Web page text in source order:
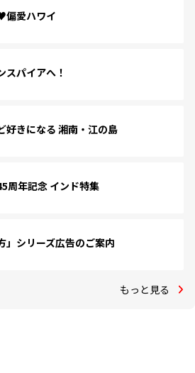
偏愛ハワイ
スパイアへ！
好きになる 湘南・江の島
周年記念 インド特集
」シリーズ広告のご案内
もっと見る